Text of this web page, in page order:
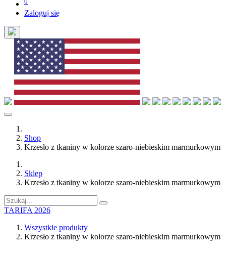
Zaloguj się
Shop
Krzesło z tkaniny w kolorze szaro-niebieskim marmurkowym
Sklep
Krzesło z tkaniny w kolorze szaro-niebieskim marmurkowym
TARIFA 2026
Wszystkie produkty
Krzesło z tkaniny w kolorze szaro-niebieskim marmurkowym